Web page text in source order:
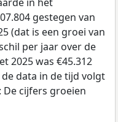
gestegen van
(dat is een groei van
per jaar over de
2025 was €45.312
data in de tijd volgt
cijfers groeien